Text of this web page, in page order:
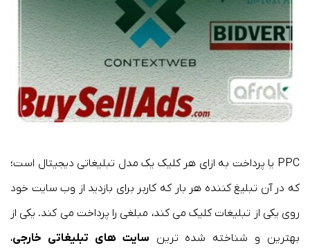
PPC یا پرداخت به ازای هر کلیک یک مدل تبلیغاتی دیجیتال است؛
که در آن تبلیغ کننده هر بار که کاربر برای بازدید از وب سایت خود
روی یکی از تبلیغات کلیک می کند، مبلغی را پرداخت می کند. یکی از
بهترین و شناخته شده ترین سایت های تبلیغاتی خارجی،